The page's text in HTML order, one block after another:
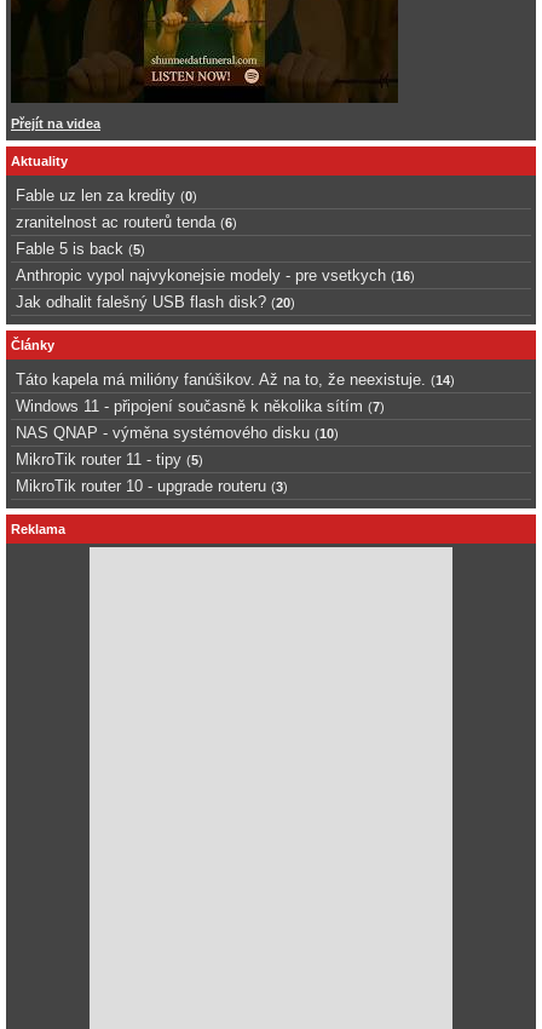
Přejít na videa
Aktuality
Fable uz len za kredity (0)
zranitelnost ac routerů tenda (6)
Fable 5 is back (5)
Anthropic vypol najvykonejsie modely - pre vsetkych (16)
Jak odhalit falešný USB flash disk? (20)
Články
Táto kapela má milióny fanúšikov. Až na to, že neexistuje. (14)
Windows 11 - připojení současně k několika sítím (7)
NAS QNAP - výměna systémového disku (10)
MikroTik router 11 - tipy (5)
MikroTik router 10 - upgrade routeru (3)
Reklama